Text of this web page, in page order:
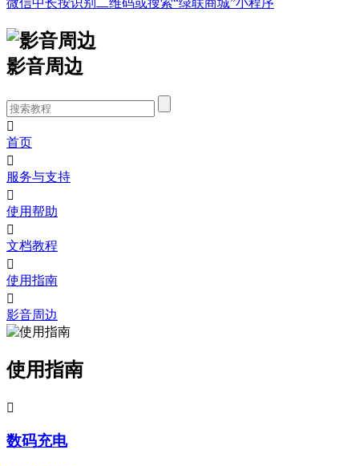
微信中长按识别二维码或搜索“绿联商城”小程序
影音周边

首页

服务与支持

使用帮助

文档教程

使用指南

影音周边
使用指南

数码充电